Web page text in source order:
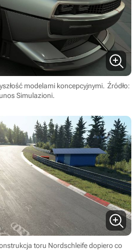
modelami koncepcyjnymi. Źródło:
Simulazioni.
toru Nordschleife dopiero co